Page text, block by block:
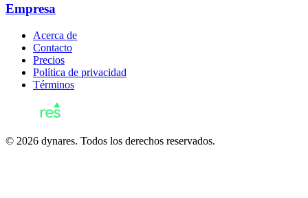
Empresa
Acerca de
Contacto
Precios
Política de privacidad
Términos
© 2026 dynares. Todos los derechos reservados.